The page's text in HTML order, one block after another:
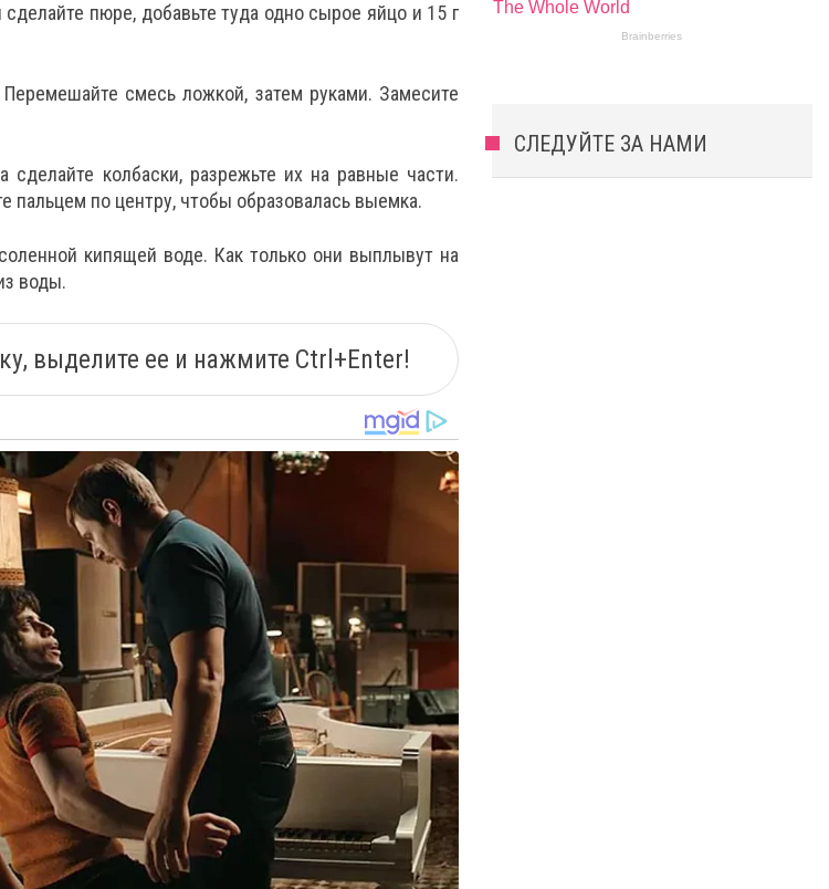
сделайте пюре, добавьте туда одно сырое яйцо и 15 г
смесь ложкой, затем руками. Замесите
сделайте колбаски, разрежьте их на равные части.
пальцем по центру, чтобы образовалась выемка.
кипящей воде. Как только они выплывут на
воды.
выделите ее и нажмите Ctrl+Enter!
СЛЕДУЙТЕ ЗА НАМИ